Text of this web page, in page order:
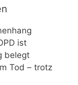
ist
belegt
Tod – trotz